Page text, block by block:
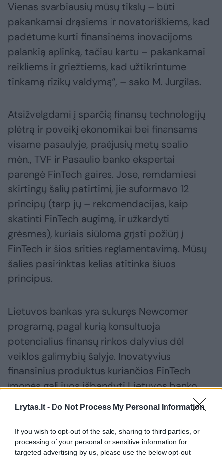
Lrytas.lt - Do Not Process My Personal Information
If you wish to opt-out of the sale, sharing to third parties, or
processing of your personal or sensitive information for
targeted advertising by us, please use the below opt-out
Vienas svarbiausių mūsų tikslų – būti
pakankamai drąsiems ir novatoriškiems, kad
padėtume kurti finansinėms inovacijoms
palankią aplinką, tačiau kartu – pakankamai
reikliems ir griežtiems, kad užtikrintume
tinkamą rizikų valdymą“, – sako M. Jurgilas.
Atsižvelgdami į sparčią finansų technologijų
plėtrą ir poveikį ekonomikai bei finansams
visame pasaulyje, praėjusių metų spalio
mėn., TVF ir Pasaulio banko ekspertai
parengė FinTech gaires. Jose, remdamiesi
skirtingų šalių patirtimi, jie suformavo 12
principų (tarp jų – rekomendacijas, kaip
skatinti FinTech augimą, ir užkardyti
grėsmes), kuriais siūloma grįsti požiūrį į
FinTech ir šios srities reglamentavimą. Mūsų
šalies pasirinktas kelias atitinka šiuos
principus.
Lietuvos bankas yra sukuręs Newcomer
programą, pagal kurią konsultuoja
potencialius finansų rinkos dalyvius dėl
veiklos galimybių šalyje. Inovatyvius
finansinius produktus kuriančios FinTech
įmonės gali juos išbandyti Lietuvos banko
bandomojoje finansinių inovacijų aplinkoje
specialioje technologinėje platformoje – ir
blokų grandinės (angl. blockchain)